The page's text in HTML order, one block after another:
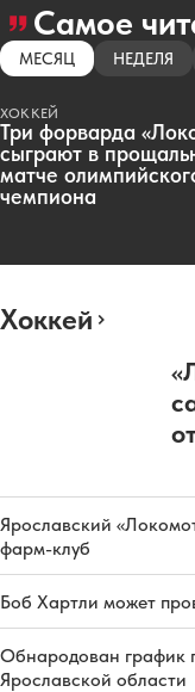
Самое
МЕСЯЦ НЕДЕЛЯ
ХОККЕЙ
Три форварда
сыграют в
матче
чемпиона
Хоккей
Ярославский
фарм-клуб
Боб Хартли может
Обнародован график
Ярославской области